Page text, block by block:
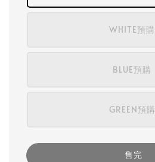
WHITE預購
BLUE預購
GREEN預購
售完